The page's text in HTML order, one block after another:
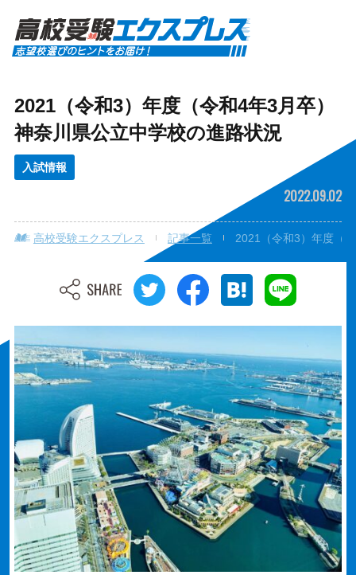
2021（令和3）年度（令和4年3月卒）
神奈川県公立中学校の進路状況
入試情報
2022.09.02
高校受験エクスプレス 記事一覧 2021（令和3）年度（